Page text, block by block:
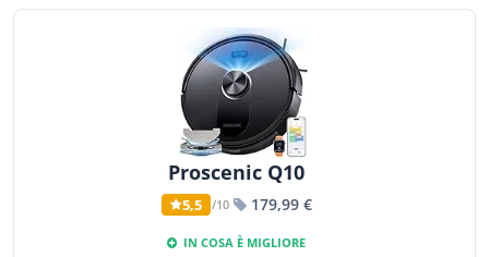
Proscenic Q10
5,5 /10 179,99 €
IN COSA È MIGLIORE